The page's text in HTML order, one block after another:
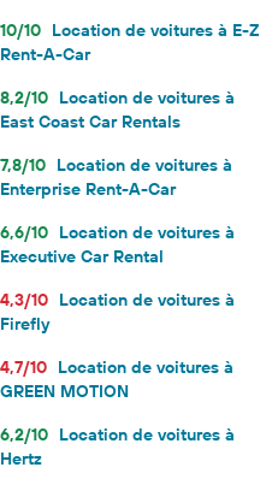
10/10 Location de voitures à E-Z
Rent-A-Car
8,2/10 Location de voitures à
East Coast Car Rentals
7,8/10 Location de voitures à
Enterprise Rent-A-Car
6,6/10 Location de voitures à
Executive Car Rental
4,3/10 Location de voitures à
Firefly
4,7/10 Location de voitures à
GREEN MOTION
6,2/10 Location de voitures à
Hertz